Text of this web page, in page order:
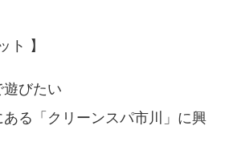
ト 】
びたい
る「クリーンスパ市川」に興